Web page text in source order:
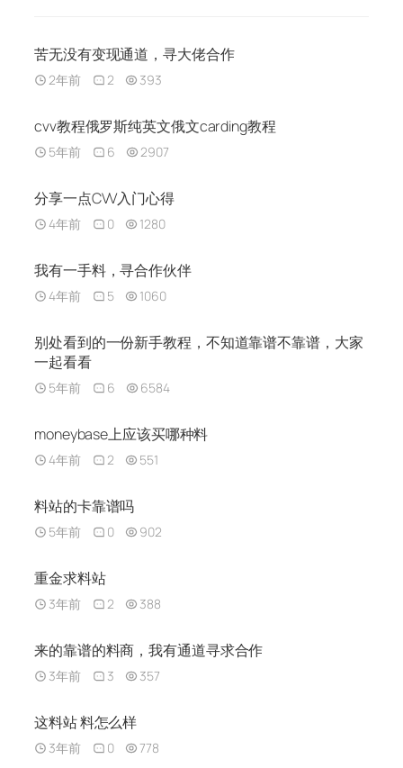
苦无没有变现通道，寻大佬合作
2年前 2 393
cvv教程俄罗斯纯英文俄文carding教程
5年前 6 2907
分享一点CVV入门心得
4年前 0 1280
我有一手料，寻合作伙伴
4年前 5 1060
别处看到的一份新手教程，不知道靠谱不靠谱，大家
一起看看
5年前 6 6584
moneybase上应该买哪种料
4年前 2 551
料站的卡靠谱吗
5年前 0 902
重金求料站
3年前 2 388
来的靠谱的料商，我有通道寻求合作
3年前 3 357
这料站 料怎么样
3年前 0 778